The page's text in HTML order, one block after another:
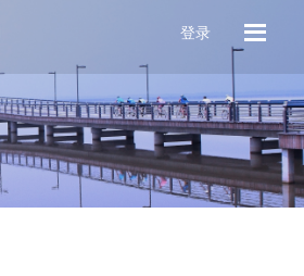
登录